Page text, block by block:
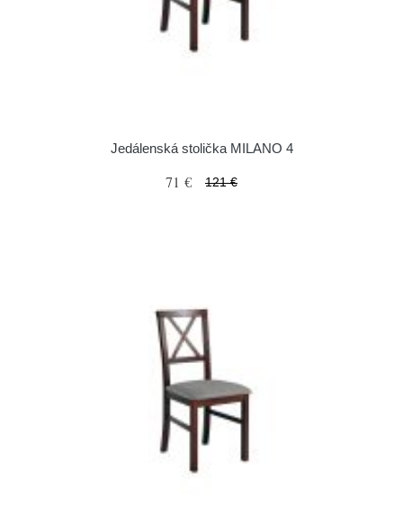
Jedálenská stolička MILANO 4
71 € 121 €